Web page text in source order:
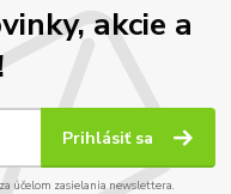
akcie a
Prihlásiť sa
za účelom zasielania newslettera.